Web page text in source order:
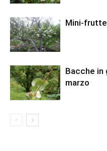
Mini-
Bacche in
marzo